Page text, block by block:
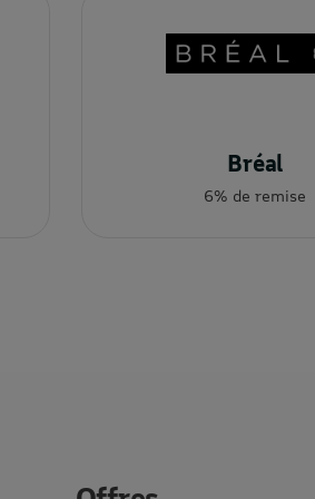
Bréal
6% de remise